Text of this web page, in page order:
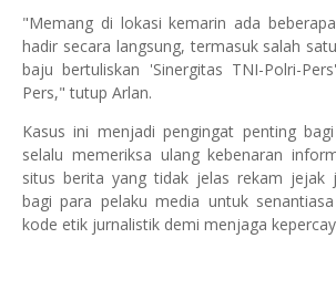
"Memang di lokasi kemarin ada
hadir secara langsung, termasuk salah
baju bertuliskan 'Sinergitas TNI-Polri-
Pers," tutup Arlan.
Kasus ini menjadi pengingat penting
selalu memeriksa ulang kebenaran
situs berita yang tidak jelas rekam jejak
bagi para pelaku media untuk
kode etik jurnalistik demi menjaga